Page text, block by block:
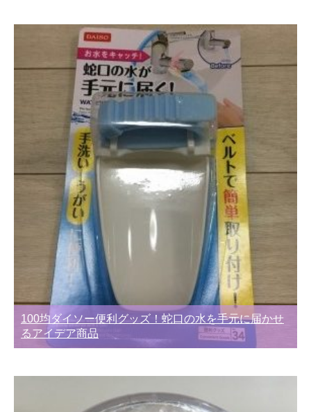
100均ダイソー便利グッズ！蛇口の水を手元に届かせ
るアイデア商品